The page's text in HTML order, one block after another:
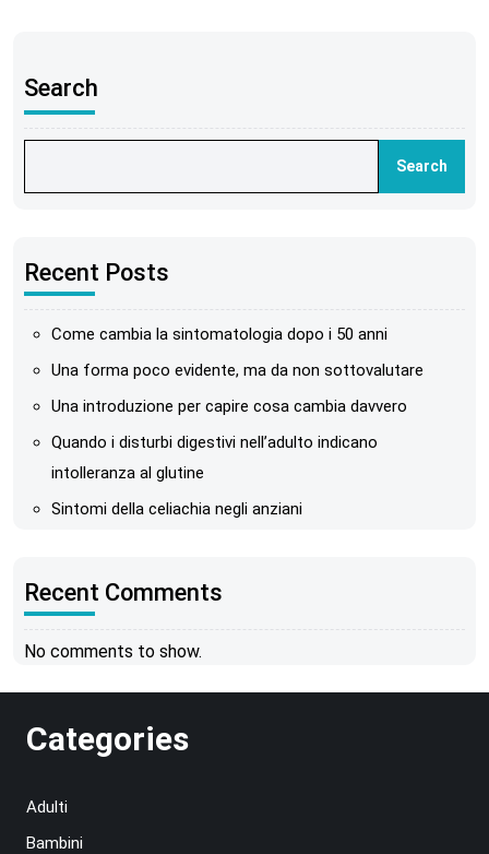
Search
Search
Recent Posts
Come cambia la sintomatologia dopo i 50 anni
Una forma poco evidente, ma da non sottovalutare
Una introduzione per capire cosa cambia davvero
Quando i disturbi digestivi nell’adulto indicano
intolleranza al glutine
Sintomi della celiachia negli anziani
Recent Comments
No comments to show.
Categories
Adulti
Bambini